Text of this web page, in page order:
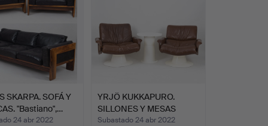
SKARPA. SOFÁ Y
"Bastiano",…
24 abr 2022
YRJÖ KUKKAPURO.
SILLONES Y MESAS
"Saturno"…
Subastado 24 abr 2022